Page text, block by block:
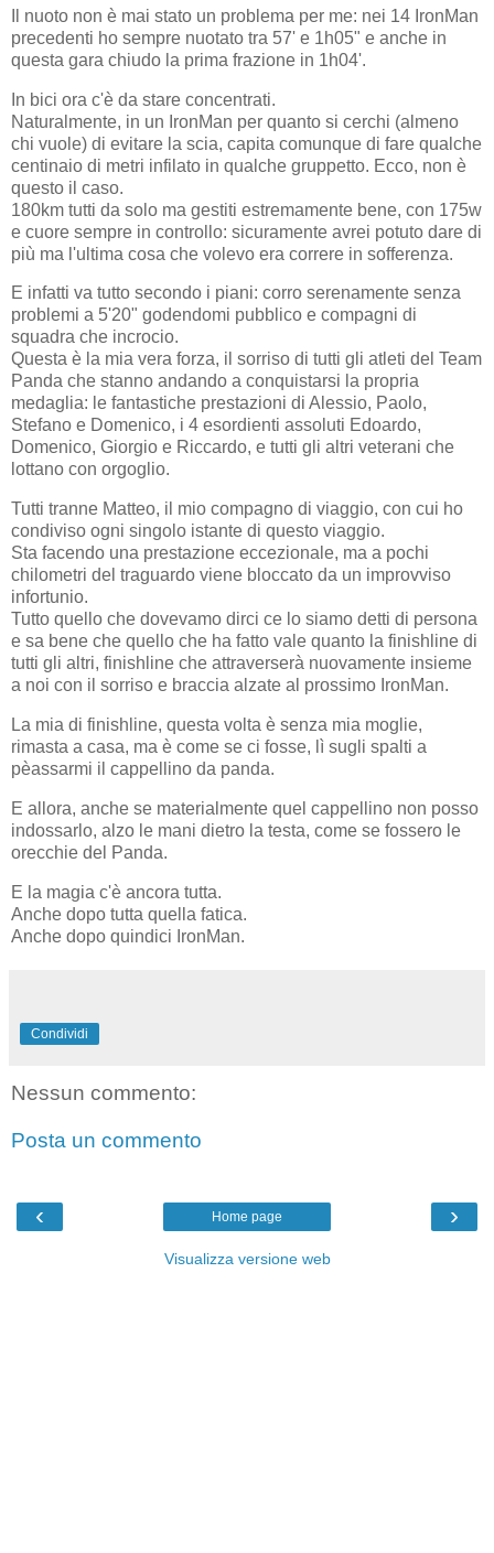
Il nuoto non è mai stato un problema per me: nei 14 IronMan
precedenti ho sempre nuotato tra 57' e 1h05" e anche in
questa gara chiudo la prima frazione in 1h04'.
In bici ora c'è da stare concentrati.
Naturalmente, in un IronMan per quanto si cerchi (almeno
chi vuole) di evitare la scia, capita comunque di fare qualche
centinaio di metri infilato in qualche gruppetto. Ecco, non è
questo il caso.
180km tutti da solo ma gestiti estremamente bene, con 175w
e cuore sempre in controllo: sicuramente avrei potuto dare di
più ma l'ultima cosa che volevo era correre in sofferenza.
E infatti va tutto secondo i piani: corro serenamente senza
problemi a 5'20" godendomi pubblico e compagni di
squadra che incrocio.
Questa è la mia vera forza, il sorriso di tutti gli atleti del Team
Panda che stanno andando a conquistarsi la propria
medaglia: le fantastiche prestazioni di Alessio, Paolo,
Stefano e Domenico, i 4 esordienti assoluti Edoardo,
Domenico, Giorgio e Riccardo, e tutti gli altri veterani che
lottano con orgoglio.
Tutti tranne Matteo, il mio compagno di viaggio, con cui ho
condiviso ogni singolo istante di questo viaggio.
Sta facendo una prestazione eccezionale, ma a pochi
chilometri del traguardo viene bloccato da un improvviso
infortunio.
Tutto quello che dovevamo dirci ce lo siamo detti di persona
e sa bene che quello che ha fatto vale quanto la finishline di
tutti gli altri, finishline che attraverserà nuovamente insieme
a noi con il sorriso e braccia alzate al prossimo IronMan.
La mia di finishline, questa volta è senza mia moglie,
rimasta a casa, ma è come se ci fosse, lì sugli spalti a
pèassarmi il cappellino da panda.
E allora, anche se materialmente quel cappellino non posso
indossarlo, alzo le mani dietro la testa, come se fossero le
orecchie del Panda.
E la magia c'è ancora tutta.
Anche dopo tutta quella fatica.
Anche dopo quindici IronMan.
Condividi
Nessun commento:
Posta un commento
‹ ›
Home page
Visualizza versione web